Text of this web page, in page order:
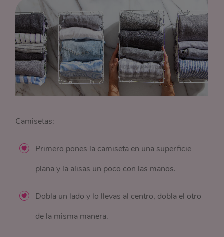
Camisetas:
Primero pones la camiseta en una superficie
plana y la alisas un poco con las manos.
Dobla un lado y lo llevas al centro, dobla el otro
de la misma manera.